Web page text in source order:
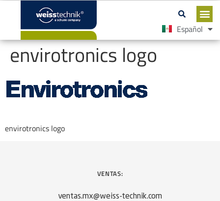
Español
English
envirotronics logo
envirotronics logo
VENTAS:
ventas.mx@weiss-technik.com